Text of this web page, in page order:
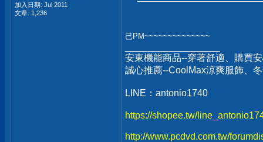
加入日期: Jul 2011
文章: 1,236
已PM~~~~~~~~~~~~~~
安東機能商品--穿著舒適、購買
誠心推薦--CoolMax涼爽服飾、
LINE：antonio1740
https://shopee.tw/
http://www.pcdvd.com.tw/